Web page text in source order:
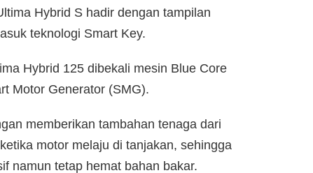
Hybrid S hadir dengan tampilan
teknologi Smart Key.
Hybrid 125 dibekali mesin Blue Core
Motor Generator (SMG).
memberikan tambahan tenaga dari
motor melaju di tanjakan, sehingga
namun tetap hemat bahan bakar.